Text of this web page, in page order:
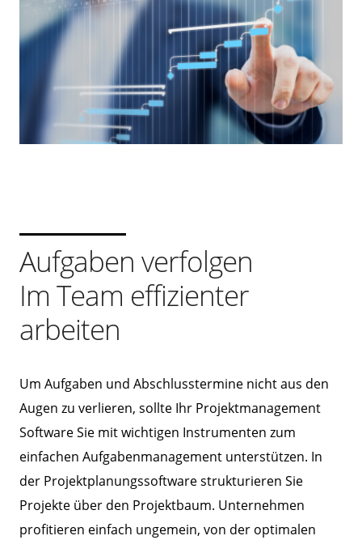
Aufgaben verfolgen
Im Team effizienter
arbeiten
Um Aufgaben und Abschlusstermine nicht aus den
Augen zu verlieren, sollte Ihr Projektmanagement
Software Sie mit wichtigen Instrumenten zum
einfachen Aufgabenmanagement unterstützen. In
der Projektplanungssoftware strukturieren Sie
Projekte über den Projektbaum. Unternehmen
profitieren einfach ungemein, von der optimalen